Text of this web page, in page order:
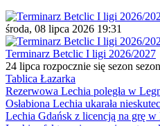
środa, 08 lipca 2026 19:31
Terminarz Betclic I ligi 2026/2027
24 lipca rozpocznie się sezon
Tablica Łazarka
Rezerwowa Lechia poległa w
Osłabiona Lechia ukarała
Lechia Gdańsk z licencją na grę w